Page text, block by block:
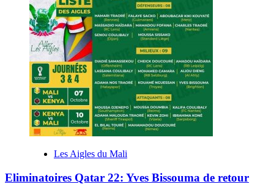
Les Aigles du Mali
Eliminatoires Qatar 22: Yves Bissouma de retour